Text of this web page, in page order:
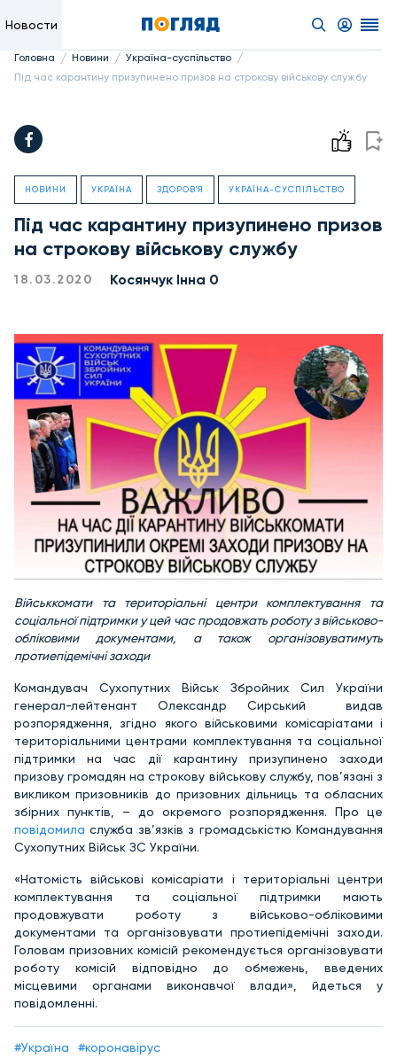
Новости
Головна / Новини / Україна-суспільство /
Під час карантину призупинено призов на строкову військову службу
НОВИНИ УКРАЇНА ЗДОРОВ'Я УКРАЇНА-СУСПІЛЬСТВО
Під час карантину призупинено призов
на строкову військову службу
18.03.2020 Косянчук Інна 0
Військкомати та територіальні центри комплектування та
соціальної підтримки у цей час продовжать роботу з військово-
обліковими документами, а також організовуватимуть
протиепідемічні заходи
Командувач Сухопутних Військ Збройних Сил України
генерал-лейтенант Олександр Сирський видав
розпорядження, згідно якого військовими комісаріатами і
територіальними центрами комплектування та соціальної
підтримки на час дії карантину призупинено заходи
призову громадян на строкову військову службу, пов’язані з
викликом призовників до призовних дільниць та обласних
збірних пунктів, – до окремого розпорядження. Про це
повідомила служба зв’язків з громадськістю Командування
Сухопутних Військ ЗС України.
«Натомість військові комісаріати і територіальні центри
комплектування та соціальної підтримки мають
продовжувати роботу з військово-обліковими
документами та організовувати протиепідемічні заходи.
Головам призовних комісій рекомендується організовувати
роботу комісій відповідно до обмежень, введених
місцевими органами виконавчої влади», йдеться у
повідомленні.
#Україна #коронавірус